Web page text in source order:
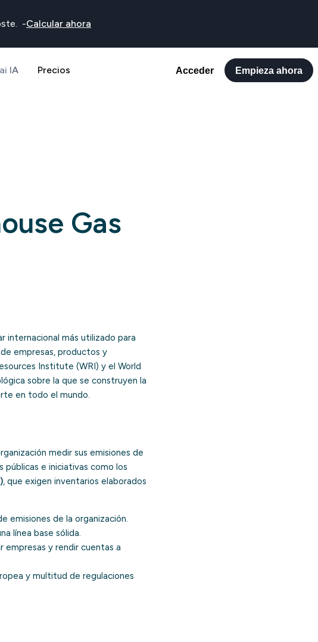
-Calcular ahora
IA Precios Acceder Empieza ahora
Gas
internacional más utilizado para
de empresas, productos y
Institute (WRI) y el World
sobre la que se construyen la
en todo el mundo.
medir sus emisiones de
públicas e iniciativas como los
, que exigen inventarios elaborados
emisiones de la organización.
línea base sólida.
empresas y rendir cuentas a
y multitud de regulaciones